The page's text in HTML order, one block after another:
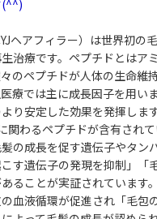
(^^)
ヘアフィラー）は世界初の
治療です。ペプチドとはア
のペプチドが人体の生命維
療では主に成長因子を用い
り安定した効果を発揮しま
関わるペプチドが含有され
の成長を促す遺伝子やタン
す遺伝子の発現を抑制」「
ることが実証されています
血液循環が促進され「毛包